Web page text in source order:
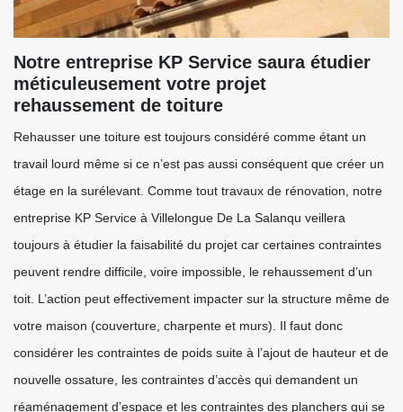
Notre entreprise KP Service saura étudier
méticuleusement votre projet
rehaussement de toiture
Rehausser une toiture est toujours considéré comme étant un
travail lourd même si ce n’est pas aussi conséquent que créer un
étage en la surélevant. Comme tout travaux de rénovation, notre
entreprise KP Service à Villelongue De La Salanqu veillera
toujours à étudier la faisabilité du projet car certaines contraintes
peuvent rendre difficile, voire impossible, le rehaussement d’un
toit. L’action peut effectivement impacter sur la structure même de
votre maison (couverture, charpente et murs). Il faut donc
considérer les contraintes de poids suite à l’ajout de hauteur et de
nouvelle ossature, les contraintes d’accès qui demandent un
réaménagement d’espace et les contraintes des planchers qui se